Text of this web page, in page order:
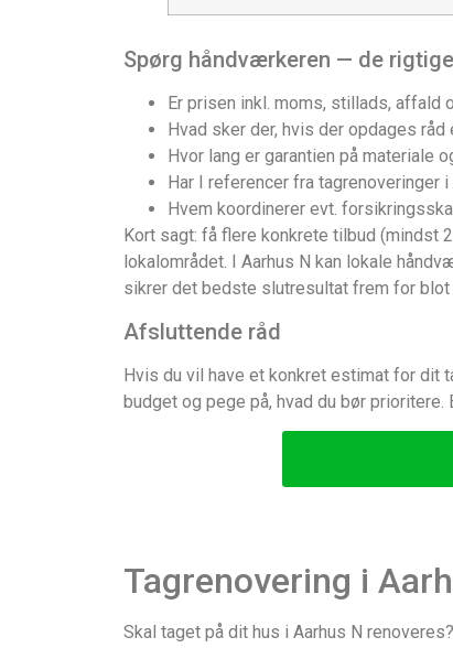
Spørg håndværkeren — de
Er prisen inkl. moms, stillads, affald
Hvad sker der, hvis der opdages
Hvor lang er garantien på materiale
Har I referencer fra
Hvem koordinerer evt.
Kort sagt: få flere konkrete tilbud (mindst
lokalområdet. I Aarhus N kan lokale
sikrer det bedste slutresultat frem for blot
Afsluttende råd
Hvis du vil have et konkret estimat for dit
budget og pege på, hvad du bør
Tagrenovering i
Skal taget på dit hus i Aarhus N